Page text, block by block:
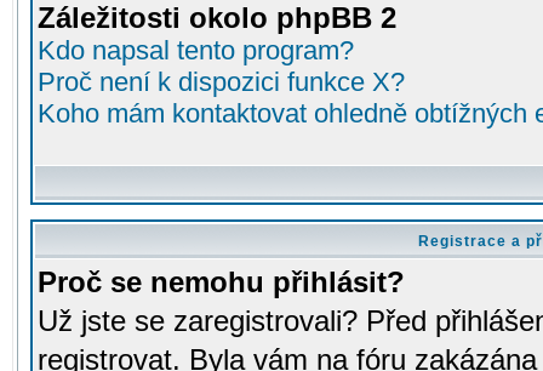
Záležitosti okolo phpBB 2
Kdo napsal tento program?
Proč není k dispozici funkce X?
Koho mám kontaktovat ohledně
Registrace a
Proč se nemohu přihlásit?
Už jste se zaregistrovali? Před
registrovat. Byla vám na fóru